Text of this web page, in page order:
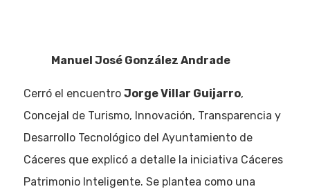
Manuel José González Andrade
Cerró el encuentro Jorge Villar Guijarro,
Concejal de Turismo, Innovación, Transparencia y
Desarrollo Tecnológico del Ayuntamiento de
Cáceres que explicó a detalle la iniciativa Cáceres
Patrimonio Inteligente. Se plantea como una